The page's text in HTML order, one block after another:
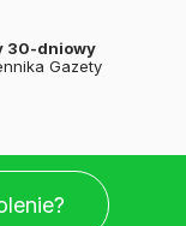
30-dniowy
Gazety